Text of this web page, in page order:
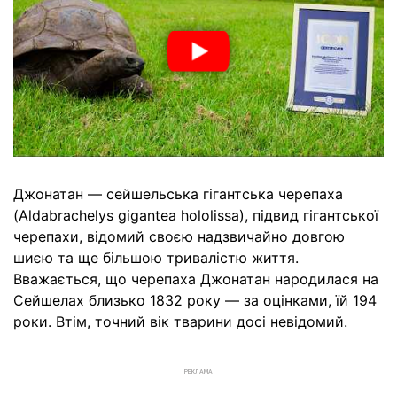
Джонатан — сейшельська гігантська черепаха
(Aldabrachelys gigantea hololissa), підвид гігантської
черепахи, відомий своєю надзвичайно довгою
шиєю та ще більшою тривалістю життя.
Вважається, що черепаха Джонатан народилася на
Сейшелах близько 1832 року — за оцінками, їй 194
роки. Втім, точний вік тварини досі невідомий.
РЕКЛАМА